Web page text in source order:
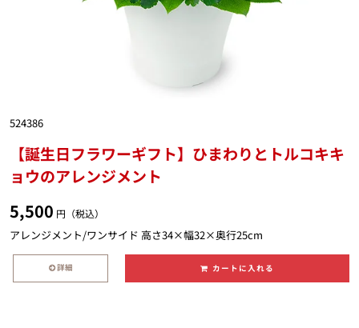
524386
【誕生日フラワーギフト】ひまわりとトルコキキ
ョウのアレンジメント
5,500 円（税込）
アレンジメント/ワンサイド 高さ34×幅32×奥行25cm
詳細 カートに入れる